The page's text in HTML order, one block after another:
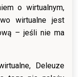
o wirtualnym,
wirtualne jest
– jeśli nie ma
Deleuze